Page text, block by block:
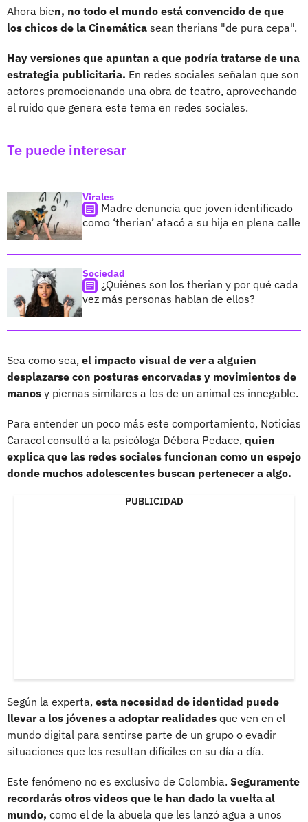
Ahora bien, no todo el mundo está convencido de que
los chicos de la Cinemática sean therians "de pura cepa".
Hay versiones que apuntan a que podría tratarse de una
estrategia publicitaria. En redes sociales señalan que son
actores promocionando una obra de teatro, aprovechando
el ruido que genera este tema en redes sociales.
Te puede interesar
Virales
Madre denuncia que joven identificado
como ‘therian’ atacó a su hija en plena calle
Sociedad
¿Quiénes son los therian y por qué cada
vez más personas hablan de ellos?
Sea como sea, el impacto visual de ver a alguien
desplazarse con posturas encorvadas y movimientos de
manos y piernas similares a los de un animal es innegable.
Para entender un poco más este comportamiento, Noticias
Caracol consultó a la psicóloga Débora Pedace, quien
explica que las redes sociales funcionan como un espejo
donde muchos adolescentes buscan pertenecer a algo.
PUBLICIDAD
Según la experta, esta necesidad de identidad puede
llevar a los jóvenes a adoptar realidades que ven en el
mundo digital para sentirse parte de un grupo o evadir
situaciones que les resultan difíciles en su día a día.
Este fenómeno no es exclusivo de Colombia. Seguramente
recordarás otros videos que le han dado la vuelta al
mundo, como el de la abuela que les lanzó agua a unos